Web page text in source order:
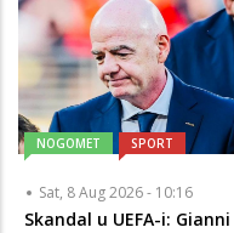
NOGOMET SPORT
Sat, 8 Aug 2026 - 10:16
Skandal u UEFA-i: Gianni